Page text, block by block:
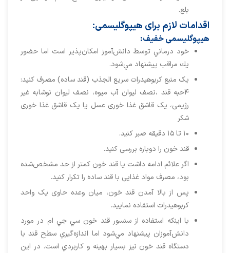
بلع.
اقدامات لازم برای هیپوگلیسمی:
هیپوگلیسمی خفیف:
خود درماني توسط دانش‌آموز امكان‌پذير است اما حضور
يك مراقب پيشنهاد مي‌شود.
یک منبع کربوهیدرات سریع الجذب (قند ساده) مصرف کنید:
۴حبه قند ،نصف لیوان آب میوه، نصف لیوان نوشابه غیر
رژیمی، یک قاشق غذا خوری عسل یا یک قاشق غذا خوری
شکر
۱۰ تا ۱۵ دقیقه صبر کنید.
قند خون را دوباره بررسی کنید.
اگر علائم ادامه داشت یا قند خون کمتر از حد مشخص‌شده
بود، مصرف مواد غذایی با قند ساده را تکرار کنید.
پس از بالا آمدن قند خون، میان ‌وعده حاوی یک واحد
کربوهیدرات استفاده نمایید.
با اينكه استفاده از سنسور قند خون سي جي ام در مورد
دانش‌آموزان پيشنهاد مي‌شود اما اندازه‌گيري سطح قند با
دستگاه قند خون نيز بسيار بهينه و كاربردي است. در اين